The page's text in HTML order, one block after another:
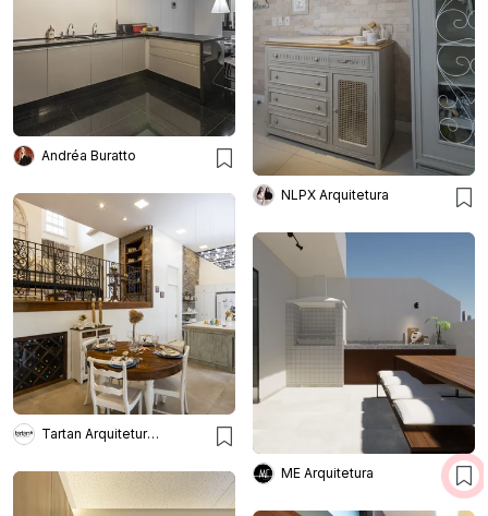
NLPX Arquitetura
Andréa Buratto
Tartan Arquitetura E Urbanismo
ME Arquitetura